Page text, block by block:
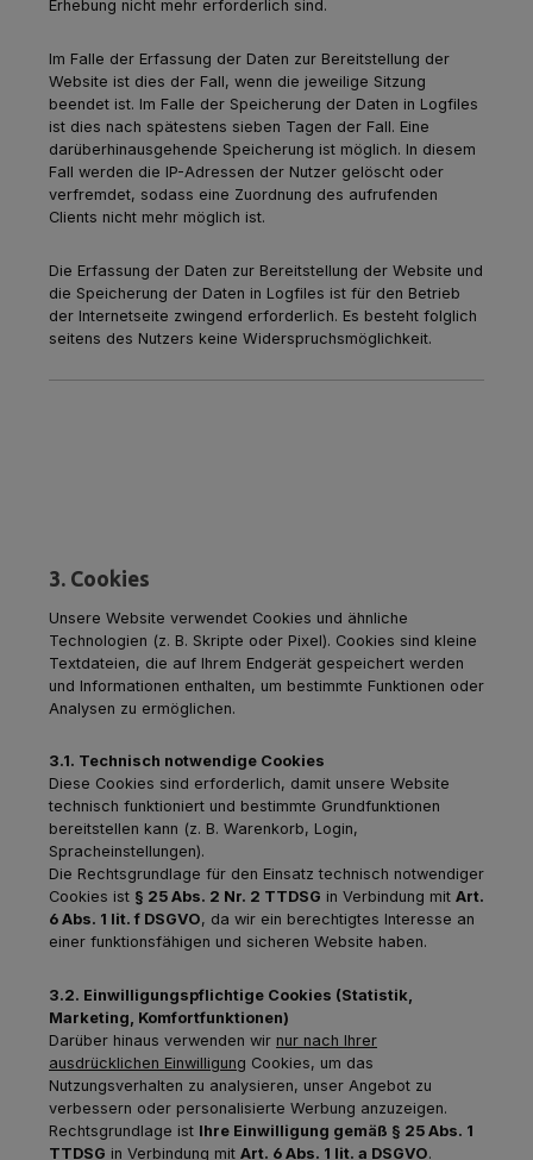
Erhebung nicht mehr erforderlich sind.
Im Falle der Erfassung der Daten zur Bereitstellung der
Website ist dies der Fall, wenn die jeweilige Sitzung
beendet ist. Im Falle der Speicherung der Daten in Logfiles
ist dies nach spätestens sieben Tagen der Fall. Eine
darüberhinausgehende Speicherung ist möglich. In diesem
Fall werden die IP-Adressen der Nutzer gelöscht oder
verfremdet, sodass eine Zuordnung des aufrufenden
Clients nicht mehr möglich ist.
Die Erfassung der Daten zur Bereitstellung der Website und
die Speicherung der Daten in Logfiles ist für den Betrieb
der Internetseite zwingend erforderlich. Es besteht folglich
seitens des Nutzers keine Widerspruchsmöglichkeit.
3. Cookies
Unsere Website verwendet Cookies und ähnliche
Technologien (z. B. Skripte oder Pixel). Cookies sind kleine
Textdateien, die auf Ihrem Endgerät gespeichert werden
und Informationen enthalten, um bestimmte Funktionen oder
Analysen zu ermöglichen.
3.1. Technisch notwendige Cookies
Diese Cookies sind erforderlich, damit unsere Website
technisch funktioniert und bestimmte Grundfunktionen
bereitstellen kann (z. B. Warenkorb, Login,
Spracheinstellungen).
Die Rechtsgrundlage für den Einsatz technisch notwendiger
Cookies ist § 25 Abs. 2 Nr. 2 TTDSG in Verbindung mit Art.
6 Abs. 1 lit. f DSGVO, da wir ein berechtigtes Interesse an
einer funktionsfähigen und sicheren Website haben.
3.2. Einwilligungspflichtige Cookies (Statistik,
Marketing, Komfortfunktionen)
Darüber hinaus verwenden wir nur nach Ihrer
ausdrücklichen Einwilligung Cookies, um das
Nutzungsverhalten zu analysieren, unser Angebot zu
verbessern oder personalisierte Werbung anzuzeigen.
Rechtsgrundlage ist Ihre Einwilligung gemäß § 25 Abs. 1
TTDSG in Verbindung mit Art. 6 Abs. 1 lit. a DSGVO.